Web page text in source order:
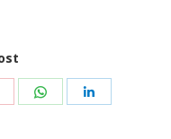
Share
Share